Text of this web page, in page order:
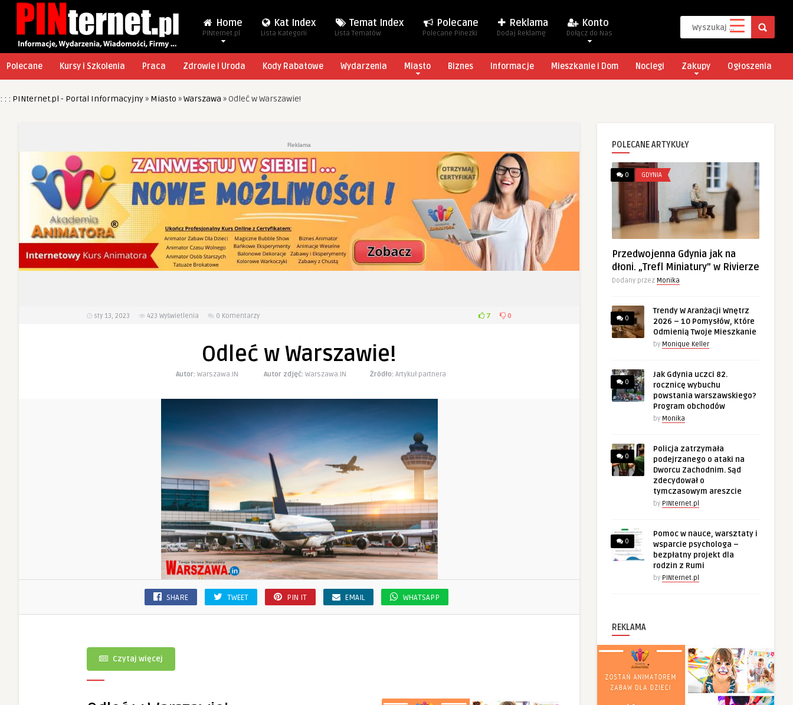
Home
PINternet.pl
Kat Index
Lista Kategorii
Temat Index
Lista Tematów
Polecane
Polecane Pinezki
Reklama
Dodaj Reklamę
Konto
Dołącz do Nas
Polecane Kursy i Szkolenia Praca Zdrowie i Uroda Kody Rabatowe Wydarzenia Miasto Biznes Informacje Mieszkanie i Dom Noclegi Zakupy Ogłoszenia
: : : PINternet.pl - Portal Informacyjny» Miasto »Warszawa »Odleć w Warszawie!
Reklama
sty 13, 2023 423 Wyświetlenia 0 Komentarzy 7 0
Odleć w Warszawie!
Autor: Warszawa.IN Autor zdjęć: Warszawa.IN Żródło: Artykuł partnera
SHARE TWEET PIN IT EMAIL WHATSAPP
Czytaj więcej
POLECANE ARTYKUŁY
0 GDYNIA
Przedwojenna Gdynia jak na
dłoni. „Trefl Miniatury” w Rivierze
Dodany przez Monika
0
Trendy W Aranżacji Wnętrz
2026 – 10 Pomysłów, Które
Odmienią Twoje Mieszkanie
by Monique Keller
0
Jak Gdynia uczci 82.
rocznicę wybuchu
powstania warszawskiego?
Program obchodów
by Monika
0
Policja zatrzymała
podejrzanego o ataki na
Dworcu Zachodnim. Sąd
zdecydował o
tymczasowym areszcie
by PINternet.pl
0
Pomoc w nauce, warsztaty i
wsparcie psychologa –
bezpłatny projekt dla
rodzin z Rumi
by PINternet.pl
REKLAMA